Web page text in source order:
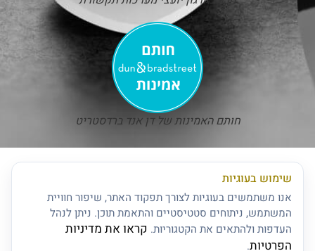
חותם האמינות של דן אנד ברדסטריט
שימוש בעוגיות
אנו משתמשים בעוגיות לצורך תפקוד האתר, שיפור חוויית
המשתמש, ניתוחים סטטיסטיים והתאמת תוכן. ניתן לנהל
העדפות ולהתאים את הקטגוריות. קראו את מדיניות
הפרטיות.